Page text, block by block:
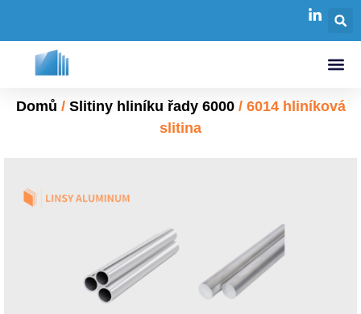
Domů / Slitiny hliníku řady 6000/ 6014 hliníková
slitina